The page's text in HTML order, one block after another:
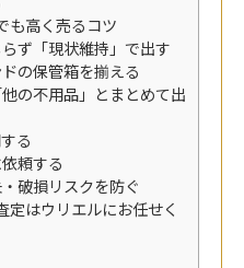
も高く売るコツ
ず「現状維持」で出す
の保管箱を揃える
の不用品」とまとめて出
る
頼する
破損リスクを防ぐ
はウリエルにお任せく